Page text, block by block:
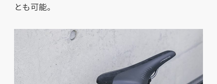
とも可能。